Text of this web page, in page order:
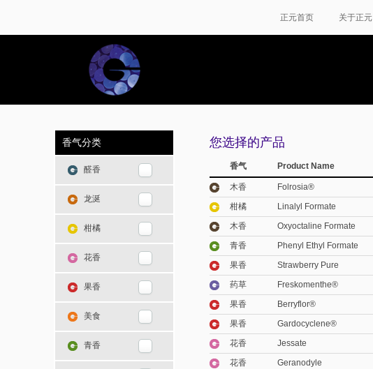
正元首页 关于正元
香气分类
醛香
龙涎
柑橘
花香
果香
美食
青香
您选择的产品
香气 Product Name
木香 Folrosia®
柑橘
Linalyl Formate
木香
Oxyoctaline Formate
青香
Phenyl Ethyl Formate
果香
Strawberry Pure
药草
Freskomenthe®
果香
Berryflor®
果香
Gardocyclene®
花香
Jessate
花香
Geranodyle